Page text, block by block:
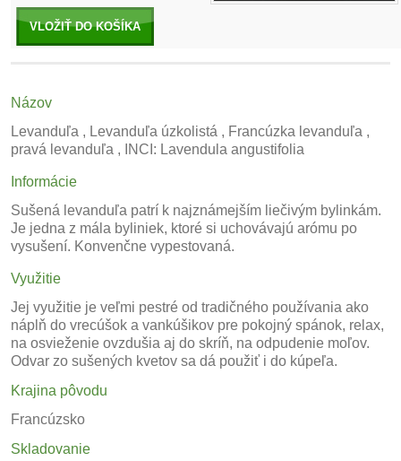
VLOŽIŤ DO KOŠÍKA
Názov
Levanduľa , Levanduľa úzkolistá , Francúzka levanduľa ,
pravá levanduľa , INCI: Lavendula angustifolia
Informácie
Sušená levanduľa patrí k najznámejším liečivým bylinkám.
Je jedna z mála byliniek, ktoré si uchovávajú arómu po
vysušení. Konvenčne vypestovaná.
Využitie
Jej využitie je veľmi pestré od tradičného používania ako
náplň do vrecúšok a vankúšikov pre pokojný spánok, relax,
na osvieženie ovzdušia aj do skríň, na odpudenie moľov.
Odvar zo sušených kvetov sa dá použiť i do kúpeľa.
Krajina pôvodu
Francúzsko
Skladovanie